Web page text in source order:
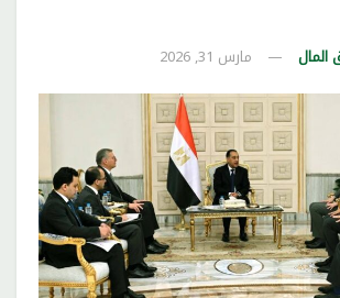
مارس 31, 2026